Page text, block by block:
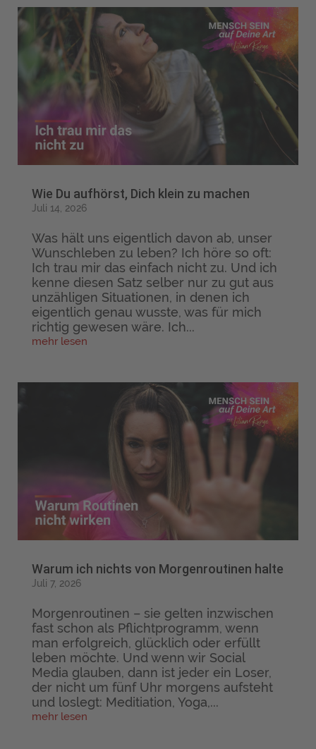
Wie Du aufhörst, Dich klein zu machen
Juli 14, 2026
Was hält uns eigentlich davon ab, unser
Wunschleben zu leben? Ich höre so oft:
Ich trau mir das einfach nicht zu. Und ich
kenne diesen Satz selber nur zu gut aus
unzähligen Situationen, in denen ich
eigentlich genau wusste, was für mich
richtig gewesen wäre. Ich...
mehr lesen
Warum ich nichts von Morgenroutinen halte
Juli 7, 2026
Morgenroutinen – sie gelten inzwischen
fast schon als Pflichtprogramm, wenn
man erfolgreich, glücklich oder erfüllt
leben möchte. Und wenn wir Social
Media glauben, dann ist jeder ein Loser,
der nicht um fünf Uhr morgens aufsteht
und loslegt: Meditiation, Yoga,...
mehr lesen